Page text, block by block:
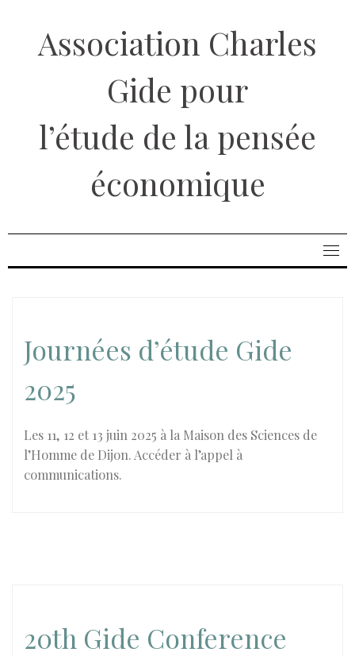
contentAssociation Charles
Gide pour
l’étude de la pensée
économique
Journées d’étude Gide
2025
Les 11, 12 et 13 juin 2025 à la Maison des Sciences de
l’Homme de Dijon. Accéder à l’appel à
communications.
20th Gide Conference